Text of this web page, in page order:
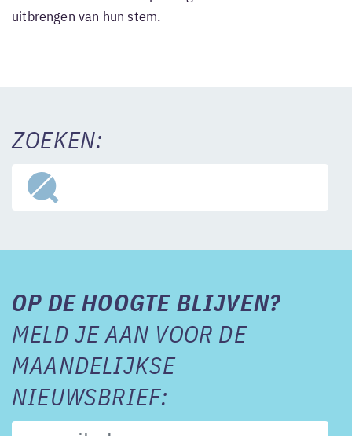
uitbrengen van hun stem.
ZOEKEN:
OP DE HOOGTE BLIJVEN?
MELD JE AAN VOOR DE
MAANDELIJKSE
NIEUWSBRIEF: